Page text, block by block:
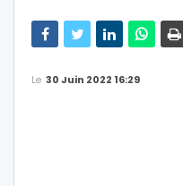
Le 30 Juin 2022 16:29